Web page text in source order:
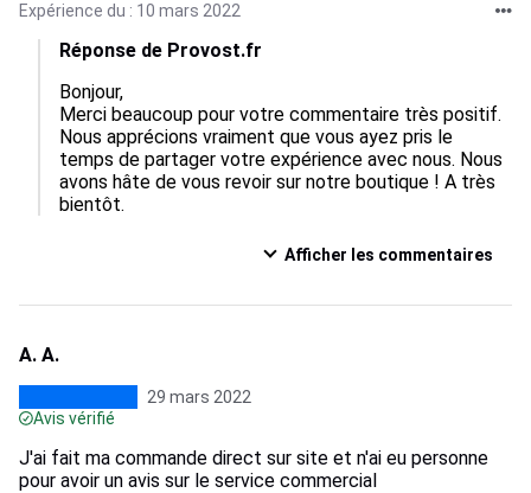
Expérience du : 10 mars 2022
Réponse de Provost.fr
Bonjour,
Merci beaucoup pour votre commentaire très positif.
Nous apprécions vraiment que vous ayez pris le
temps de partager votre expérience avec nous. Nous
avons hâte de vous revoir sur notre boutique ! A très
bientôt.
Afficher les commentaires
A. A.
29 mars 2022
Avis vérifié
J'ai fait ma commande direct sur site et n'ai eu personne
pour avoir un avis sur le service commercial